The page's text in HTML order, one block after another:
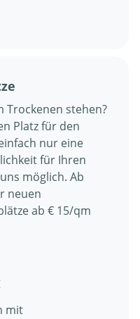
Trockenen stehen?
Platz für den
nur eine
für Ihren
möglich. Ab
neuen
ab € 15/qm
mit